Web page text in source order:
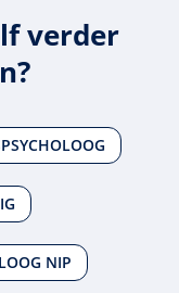
verder
NIP